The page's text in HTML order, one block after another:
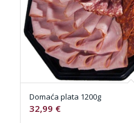
Domaća plata 1200g
32,99 €